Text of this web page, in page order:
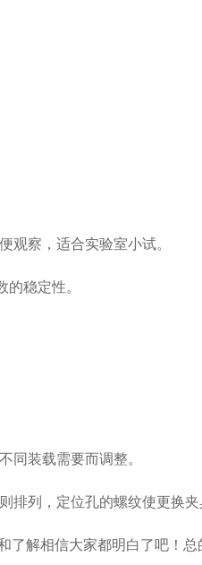
察，适合实验室小试。
稳定性。
装载需要而调整。
，定位孔的螺纹使更换
解相信大家都明白了吧！总